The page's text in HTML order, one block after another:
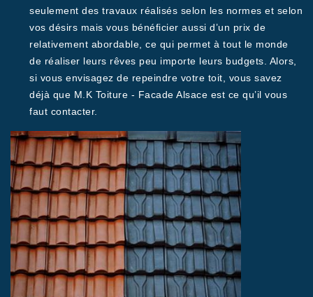
seulement des travaux réalisés selon les normes et selon
vos désirs mais vous bénéficier aussi d’un prix de
relativement abordable, ce qui permet à tout le monde
de réaliser leurs rêves peu importe leurs budgets. Alors,
si vous envisagez de repeindre votre toit, vous savez
déjà que M.K Toiture - Facade Alsace est ce qu’il vous
faut contacter.